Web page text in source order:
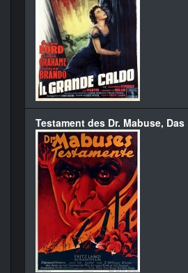
Testament des Dr. Mabuse, Das